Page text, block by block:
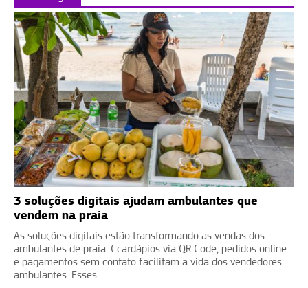
3 soluções digitais ajudam ambulantes que
vendem na praia
As soluções digitais estão transformando as vendas dos
ambulantes de praia. Ccardápios via QR Code, pedidos online
e pagamentos sem contato facilitam a vida dos vendedores
ambulantes. Esses...